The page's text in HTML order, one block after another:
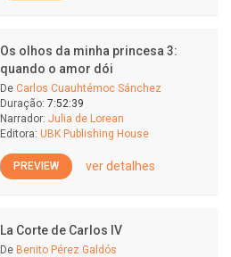
Os olhos da minha princesa 3:
quando o amor dói
De Carlos Cuauhtémoc Sánchez
Duração: 7:52:39
Narrador: Julia de Lorean
Editora: UBK Publishing House
PREVIEW ver detalhes
La Corte de Carlos IV
De Benito Pérez Galdós